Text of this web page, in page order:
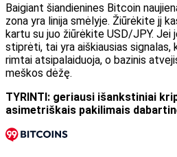
Baigiant šiandienines Bitcoin
zona yra linija smėlyje. Žiūrėkite jį
kartu su juo žiūrėkite USD/JPY. Jei
stiprėti, tai yra aiškiausias signalas,
rimtai atsipalaiduoja, o bazinis
meškos dėžę.
TYRINTI: geriausi išankstiniai
asimetriškais pakilimais